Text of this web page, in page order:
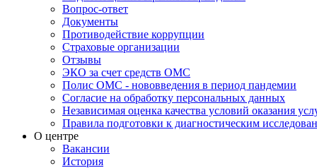
Вопрос-ответ
Документы
Противодействие коррупции
Страховые организации
Отзывы
ЭКО за счет средств ОМС
Полис ОМС - нововведения в период пандемии
Согласие на обработку персональных данных
Независимая оценка качества условий оказания
Правила подготовки к диагностическим
О центре
Вакансии
История